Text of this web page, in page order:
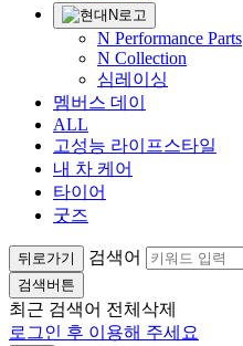
N Performance Parts
N Collection
심레이싱
멤버스 데이
ALL
고성능 라이프스타일
내 차 케어
타이어
굿즈
뒤로가기 검색어
검색버튼
최근 검색어 전체삭제
로그인 후 이용해 주세요